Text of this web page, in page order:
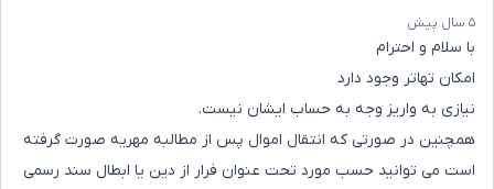
۵ سال پیش
با سلام و احترام
امکان تهاتر وجود دارد
نیازی به واریز وجه به حساب ایشان نیست.
همچنین در صورتی که انتقال اموال پس از مطالبه مهریه صورت گرفته
است می توانید حسب مورد تحت عنوان فرار از دین یا ابطال سند رسمی